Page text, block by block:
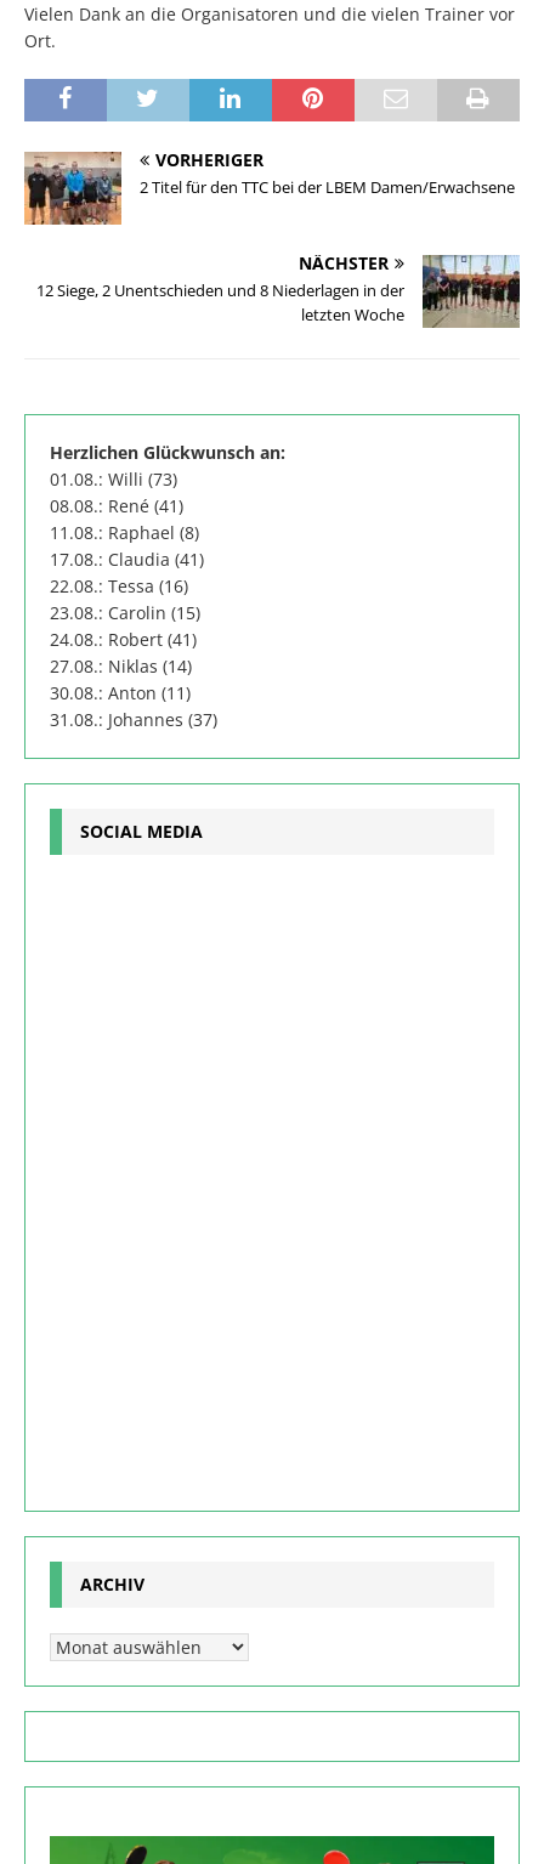
Vielen Dank an die Organisatoren und die vielen Trainer vor
Ort.
VORHERIGER
2 Titel für den TTC bei der LBEM Damen/Erwachsene
NÄCHSTER
12 Siege, 2 Unentschieden und 8 Niederlagen in der
letzten Woche
Herzlichen Glückwunsch an:
01.08.: Willi (73)
08.08.: René (41)
11.08.: Raphael (8)
17.08.: Claudia (41)
22.08.: Tessa (16)
23.08.: Carolin (15)
24.08.: Robert (41)
27.08.: Niklas (14)
30.08.: Anton (11)
31.08.: Johannes (37)
SOCIAL MEDIA
ARCHIV